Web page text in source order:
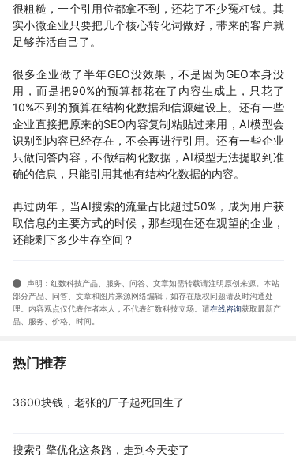
很粗糙，一个引用位都拿不到，还花了不少冤枉钱。其
实小微企业只要把几个核心转化词做好，带来的客户就
足够养活自己了。
很多企业做了半年GEO没效果，不是因为GEO本身没
用，而是把90%的预算都花在了内容生成上，只花了
10%不到的预算在结构化数据和信源建设上。还有一些
企业直接把原来的SEO内容复制粘贴过来用，AI模型会
识别到内容已经存在，不会再进行引用。还有一些企业
只做问答内容，不做结构化数据，AI模型无法提取到准
确的信息，只能引用其他有结构化数据的内容。
再过两年，当AI搜索的流量占比超过50%，成为用户获
取信息的主要方式的时候，那些现在还在观望的企业，
还能剩下多少生存空间？
声明：红数科技产品、服务、问答、文章如需转载请注明原创来源。本站
部分产品、问答 、文章和图片来源网络编辑，如存在版权问题请及时沟通处
理。内容观点仅代表作者本人，不代表红数科技立场。请在线咨询获取最新产
品、服务、价格、时间
热门推荐
3600块钱，老张的厂子起死回生了
搜索引擎优化这条路，走到今天变了